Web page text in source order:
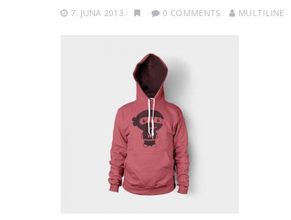
7. JUNA 2013. 0 COMMENTS MULTILINE